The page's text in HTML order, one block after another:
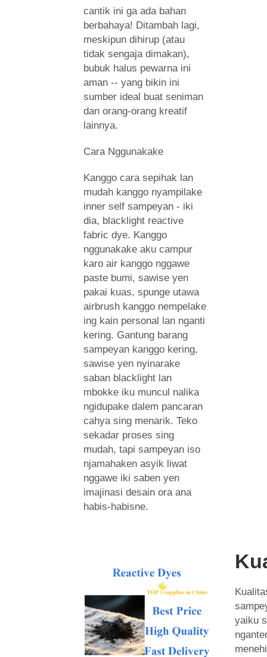
cantik ini ga ada bahan
berbahaya! Ditambah lagi,
meskipun dihirup (atau
tidak sengaja dimakan),
bubuk halus pewarna ini
aman -- yang bikin ini
sumber ideal buat seniman
dan orang-orang kreatif
lainnya.
Cara Nggunakake
Kanggo cara sepihak lan
mudah kanggo nyampilake
inner self sampeyan - iki
dia, blacklight reactive
fabric dye. Kanggo
nggunakake aku campur
karo air kanggo nggawe
paste bumi, sawise yen
pakai kuas, spunge utawa
airbrush kanggo nempelake
ing kain personal lan nganti
kering. Gantung barang
sampeyan kanggo kering,
sawise yen nyinarake
saban blacklight lan
mbokke iku muncul nalika
ngidupake dalem pancaran
cahya sing menarik. Teko
sekadar proses sing
mudah, tapi sampeyan iso
njamahaken asyik liwat
nggawe iki saben yen
imajinasi desain ora ana
habis-habisne.
yaiku